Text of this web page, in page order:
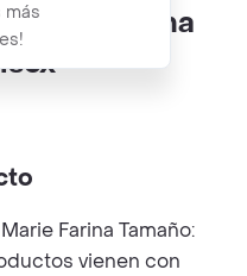
Marie Farina
Farina Tamaño:
vienen con